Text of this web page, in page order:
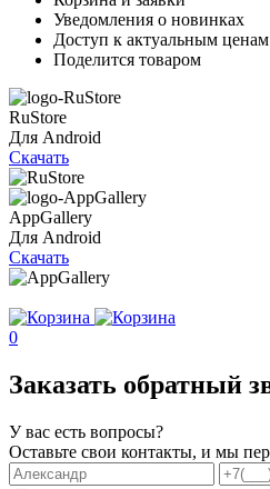
Уведомления о новинках
Доступ к актуальным ценам
Поделится товаром
RuStore
Для Android
Скачать
AppGallery
Для Android
Скачать
0
Заказать обратный
У вас есть вопросы?
Оставьте свои контакты, и мы